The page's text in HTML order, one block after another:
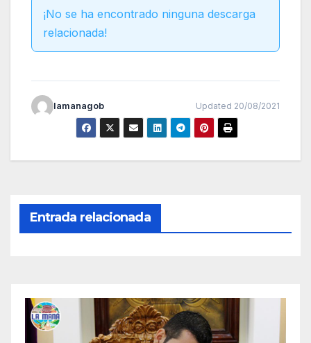
¡No se ha encontrado ninguna descarga
relacionada!
lamanagob Updated 20/08/2021
Entrada relacionada